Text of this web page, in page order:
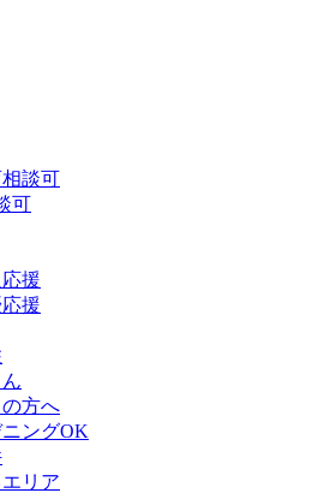
談可
可
援
援
方へ
ングOK
リア